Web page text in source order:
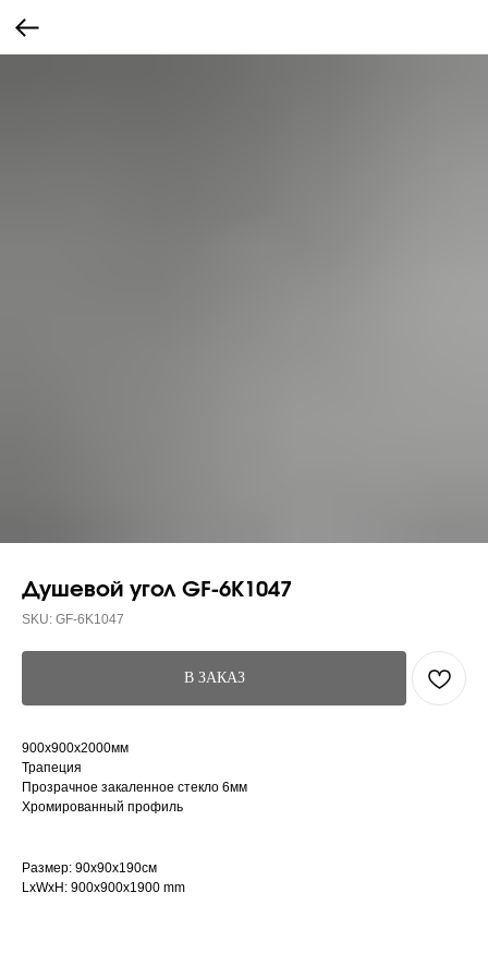
Душевой угол GF-6K1047
SKU: GF-6K1047
В ЗАКАЗ
900x900х2000мм
Трапеция
Прозрачное закаленное стекло 6мм
Хромированный профиль
Размер: 90x90x190см
LxWxH: 900x900x1900 mm